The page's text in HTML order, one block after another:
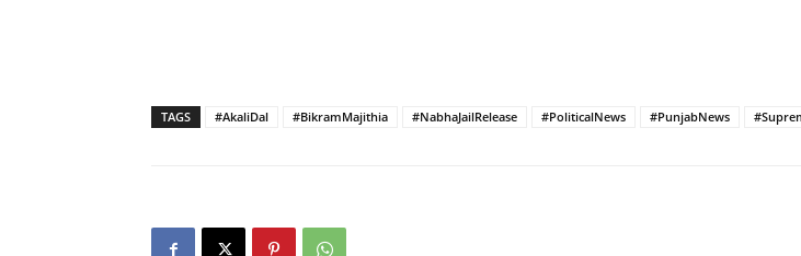
TAGS #AkaliDal #BikramMajithia #NabhaJailRelease #PoliticalNews #PunjabNews